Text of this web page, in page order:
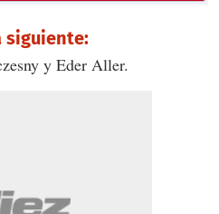
siguiente:
y Eder Aller.